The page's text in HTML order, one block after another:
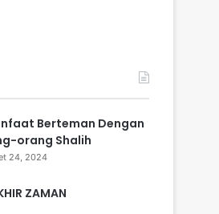
Berteman Dengan
orang Shalih
24, 2024
ZAMAN